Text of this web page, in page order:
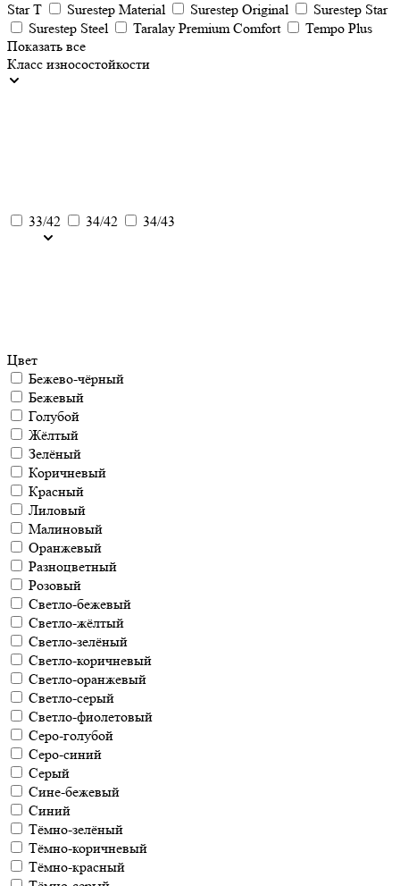
Star T
Surestep Material Surestep Original
Surestep Star
Surestep Steel
Taralay Premium Comfort
Tempo Plus
Показать все
Класс износостойкости
33/42 34/42 34/43
Цвет
Бежево-чёрный
Бежевый
Голубой
Жёлтый
Зелёный
Коричневый
Красный
Лиловый
Малиновый
Оранжевый
Разноцветный
Розовый
Светло-бежевый
Светло-жёлтый
Светло-зелёный
Светло-коричневый
Светло-оранжевый
Светло-серый
Светло-фиолетовый
Серо-голубой
Серо-синий
Серый
Сине-бежевый
Синий
Тёмно-зелёный
Тёмно-коричневый
Тёмно-красный